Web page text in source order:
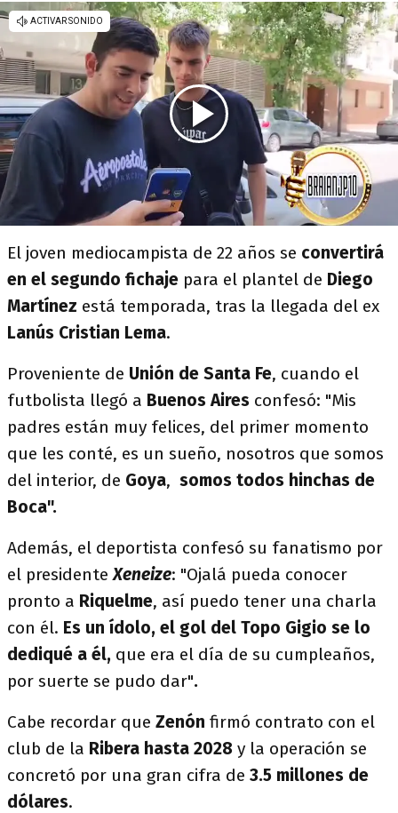
El joven mediocampista de 22 años se convertirá
en el segundo fichaje para el plantel de Diego
Martínez está temporada, tras la llegada del ex
Lanús Cristian Lema.
Proveniente de Unión de Santa Fe, cuando el
futbolista llegó a Buenos Aires confesó: "Mis
padres están muy felices, del primer momento
que les conté, es un sueño, nosotros que somos
del interior, de Goya, somos todos hinchas de
Boca".
Además, el deportista confesó su fanatismo por
el presidenteXeneize: "Ojalá pueda conocer
pronto a Riquelme, así puedo tener una charla
con él. Es un ídolo, el gol del Topo Gigio se lo
dediqué a él, que era el día de su cumpleaños,
por suerte se pudo dar".
Cabe recordar que Zenón firmó contrato con el
club de la Ribera hasta 2028 y la operación se
concretó por una gran cifra de 3.5 millones de
dólares.